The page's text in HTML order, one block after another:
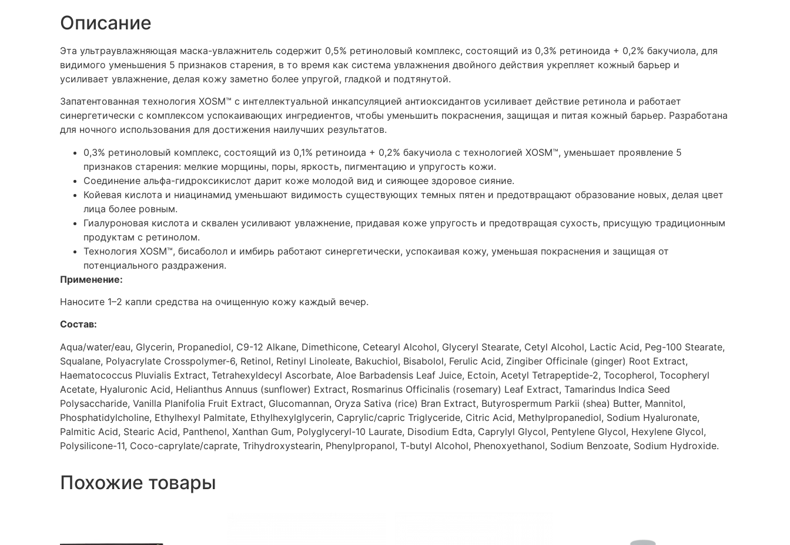
Описание
Эта ультраувлажняющая маска-увлажнитель содержит 0,5% ретиноловый комплекс, состоящий из 0,3% ретиноида + 0,2% бакучиола, для
видимого уменьшения 5 признаков старения, в то время как система увлажнения двойного действия укрепляет кожный барьер и
усиливает увлажнение, делая кожу заметно более упругой, гладкой и подтянутой.
Запатентованная технология XOSM™ с интеллектуальной инкапсуляцией антиоксидантов усиливает действие ретинола и работает
синергетически с комплексом успокаивающих ингредиентов, чтобы уменьшить покраснения, защищая и питая кожный барьер. Разработана
для ночного использования для достижения наилучших результатов.
0,3% ретиноловый комплекс, состоящий из 0,1% ретиноида + 0,2% бакучиола с технологией XOSM™, уменьшает проявление 5
признаков старения: мелкие морщины, поры, яркость, пигментацию и упругость кожи.
Соединение альфа-гидроксикислот дарит коже молодой вид и сияющее здоровое сияние.
Койевая кислота и ниацинамид уменьшают видимость существующих темных пятен и предотвращают образование новых, делая цвет
лица более ровным.
Гиалуроновая кислота и сквален усиливают увлажнение, придавая коже упругость и предотвращая сухость, присущую традиционным
продуктам с ретинолом.
Технология XOSM™, бисаболол и имбирь работают синергетически, успокаивая кожу, уменьшая покраснения и защищая от
потенциального раздражения.
Применение:
Наносите 1–2 капли средства на очищенную кожу каждый вечер.
Состав:
Aqua/water/eau, Glycerin, Propanediol, C9-12 Alkane, Dimethicone, Cetearyl Alcohol, Glyceryl Stearate, Cetyl Alcohol, Lactic Acid, Peg-100 Stearate,
Squalane, Polyacrylate Crosspolymer-6, Retinol, Retinyl Linoleate, Bakuchiol, Bisabolol, Ferulic Acid, Zingiber Officinale (ginger) Root Extract,
Haematococcus Pluvialis Extract, Tetrahexyldecyl Ascorbate, Aloe Barbadensis Leaf Juice, Ectoin, Acetyl Tetrapeptide-2, Tocopherol, Tocopheryl
Acetate, Hyaluronic Acid, Helianthus Annuus (sunflower) Extract, Rosmarinus Officinalis (rosemary) Leaf Extract, Tamarindus Indica Seed
Polysaccharide, Vanilla Planifolia Fruit Extract, Glucomannan, Oryza Sativa (rice) Bran Extract, Butyrospermum Parkii (shea) Butter, Mannitol,
Phosphatidylcholine, Ethylhexyl Palmitate, Ethylhexylglycerin, Caprylic/capric Triglyceride, Citric Acid, Methylpropanediol, Sodium Hyaluronate,
Palmitic Acid, Stearic Acid, Panthenol, Xanthan Gum, Polyglyceryl-10 Laurate, Disodium Edta, Caprylyl Glycol, Pentylene Glycol, Hexylene Glycol,
Polysilicone-11, Coco-caprylate/caprate, Trihydroxystearin, Phenylpropanol, T-butyl Alcohol, Phenoxyethanol, Sodium Benzoate, Sodium Hydroxide.
Похожие товары